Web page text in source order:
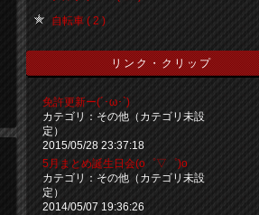
自転車 ( 2 )
リンク・クリップ
免許更新ー(´･ω･`)
カテゴリ：その他（カテゴリ未設
定）
2015/05/28 23:37:18
5月まとめ誕生日会(o゜▽゜)o
カテゴリ：その他（カテゴリ未設
定）
2014/05/07 19:36:26